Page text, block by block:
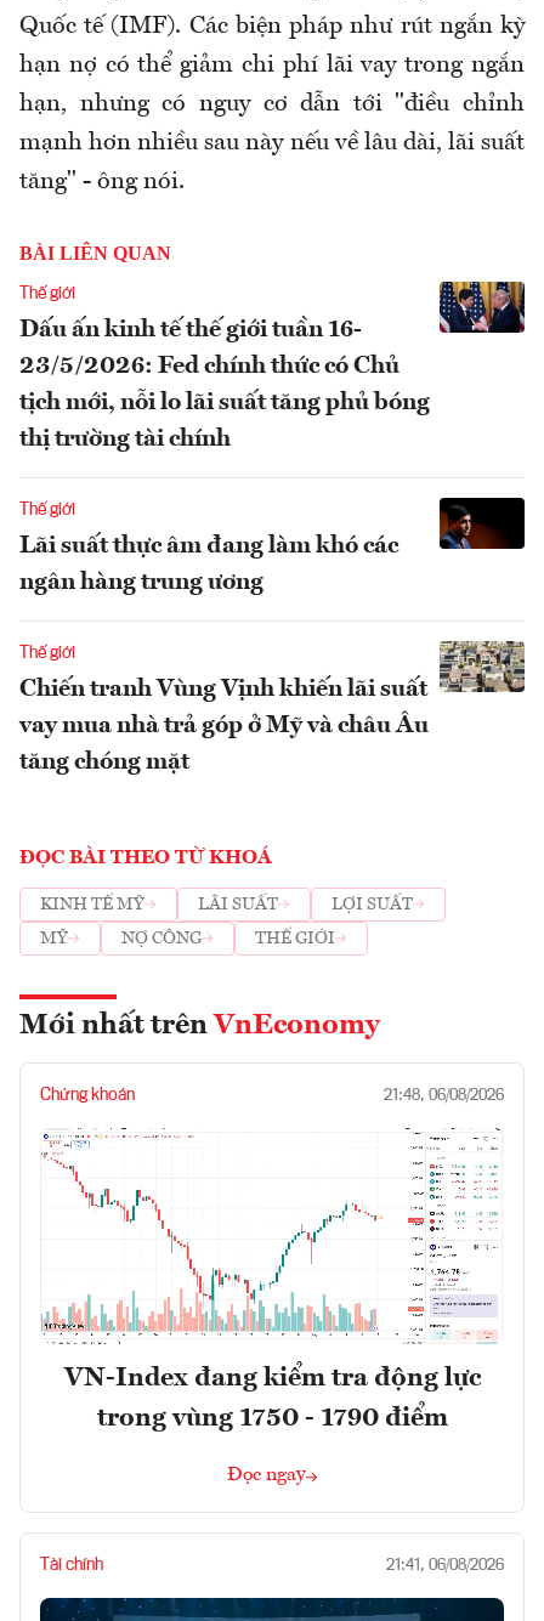
Quốc tế (IMF). Các biện pháp như rút ngắn kỳ
hạn nợ có thể giảm chi phí lãi vay trong ngắn
hạn, nhưng có nguy cơ dẫn tới "điều chỉnh
mạnh hơn nhiều sau này nếu về lâu dài, lãi suất
tăng" - ông nói.
BÀI LIÊN QUAN
Thế giới
Dấu ấn kinh tế thế giới tuần 16-
23/5/2026: Fed chính thức có Chủ
tịch mới, nỗi lo lãi suất tăng phủ bóng
thị trường tài chính
Thế giới
Lãi suất thực âm đang làm khó các
ngân hàng trung ương
Thế giới
Chiến tranh Vùng Vịnh khiến lãi suất
vay mua nhà trả góp ở Mỹ và châu Âu
tăng chóng mặt
ĐỌC BÀI THEO TỪ KHOÁ
KINH TẾ MỸ LÃI SUẤT
LỢI SUẤT
MỸ
NỢ CÔNG THẾ GIỚI
Mới nhất trên VnEconomy
Chứng khoán 21:48, 06/08/2026
VN-Index đang kiểm tra động lực
trong vùng 1750 - 1790 điểm
Đọc ngay
Tài chính 21:41, 06/08/2026